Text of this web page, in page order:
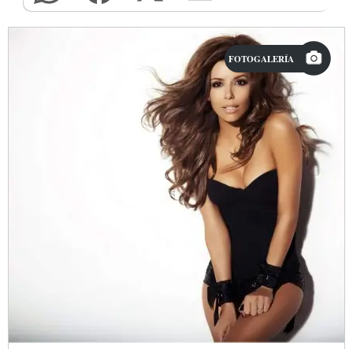
FOTOGALERÍA